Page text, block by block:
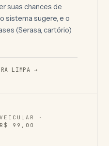
suas chances de
sistema sugere, e o
(Serasa, cartório)
LIMPA →
·
R$ 99,00